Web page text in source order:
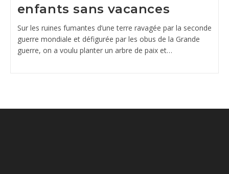
enfants sans vacances
Sur les ruines fumantes d’une terre ravagée par la seconde
guerre mondiale et défigurée par les obus de la Grande
guerre, on a voulu planter un arbre de paix et…